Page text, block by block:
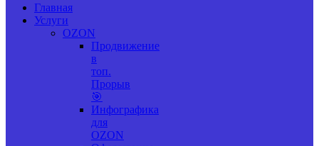
Главная
Услуги
OZON
Продвижение
в
топ.
Прорыв
🎯
Инфографика
для
OZON